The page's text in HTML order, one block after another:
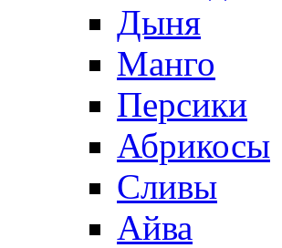
Дыня
Манго
Персики
Абрикосы
Сливы
Айва